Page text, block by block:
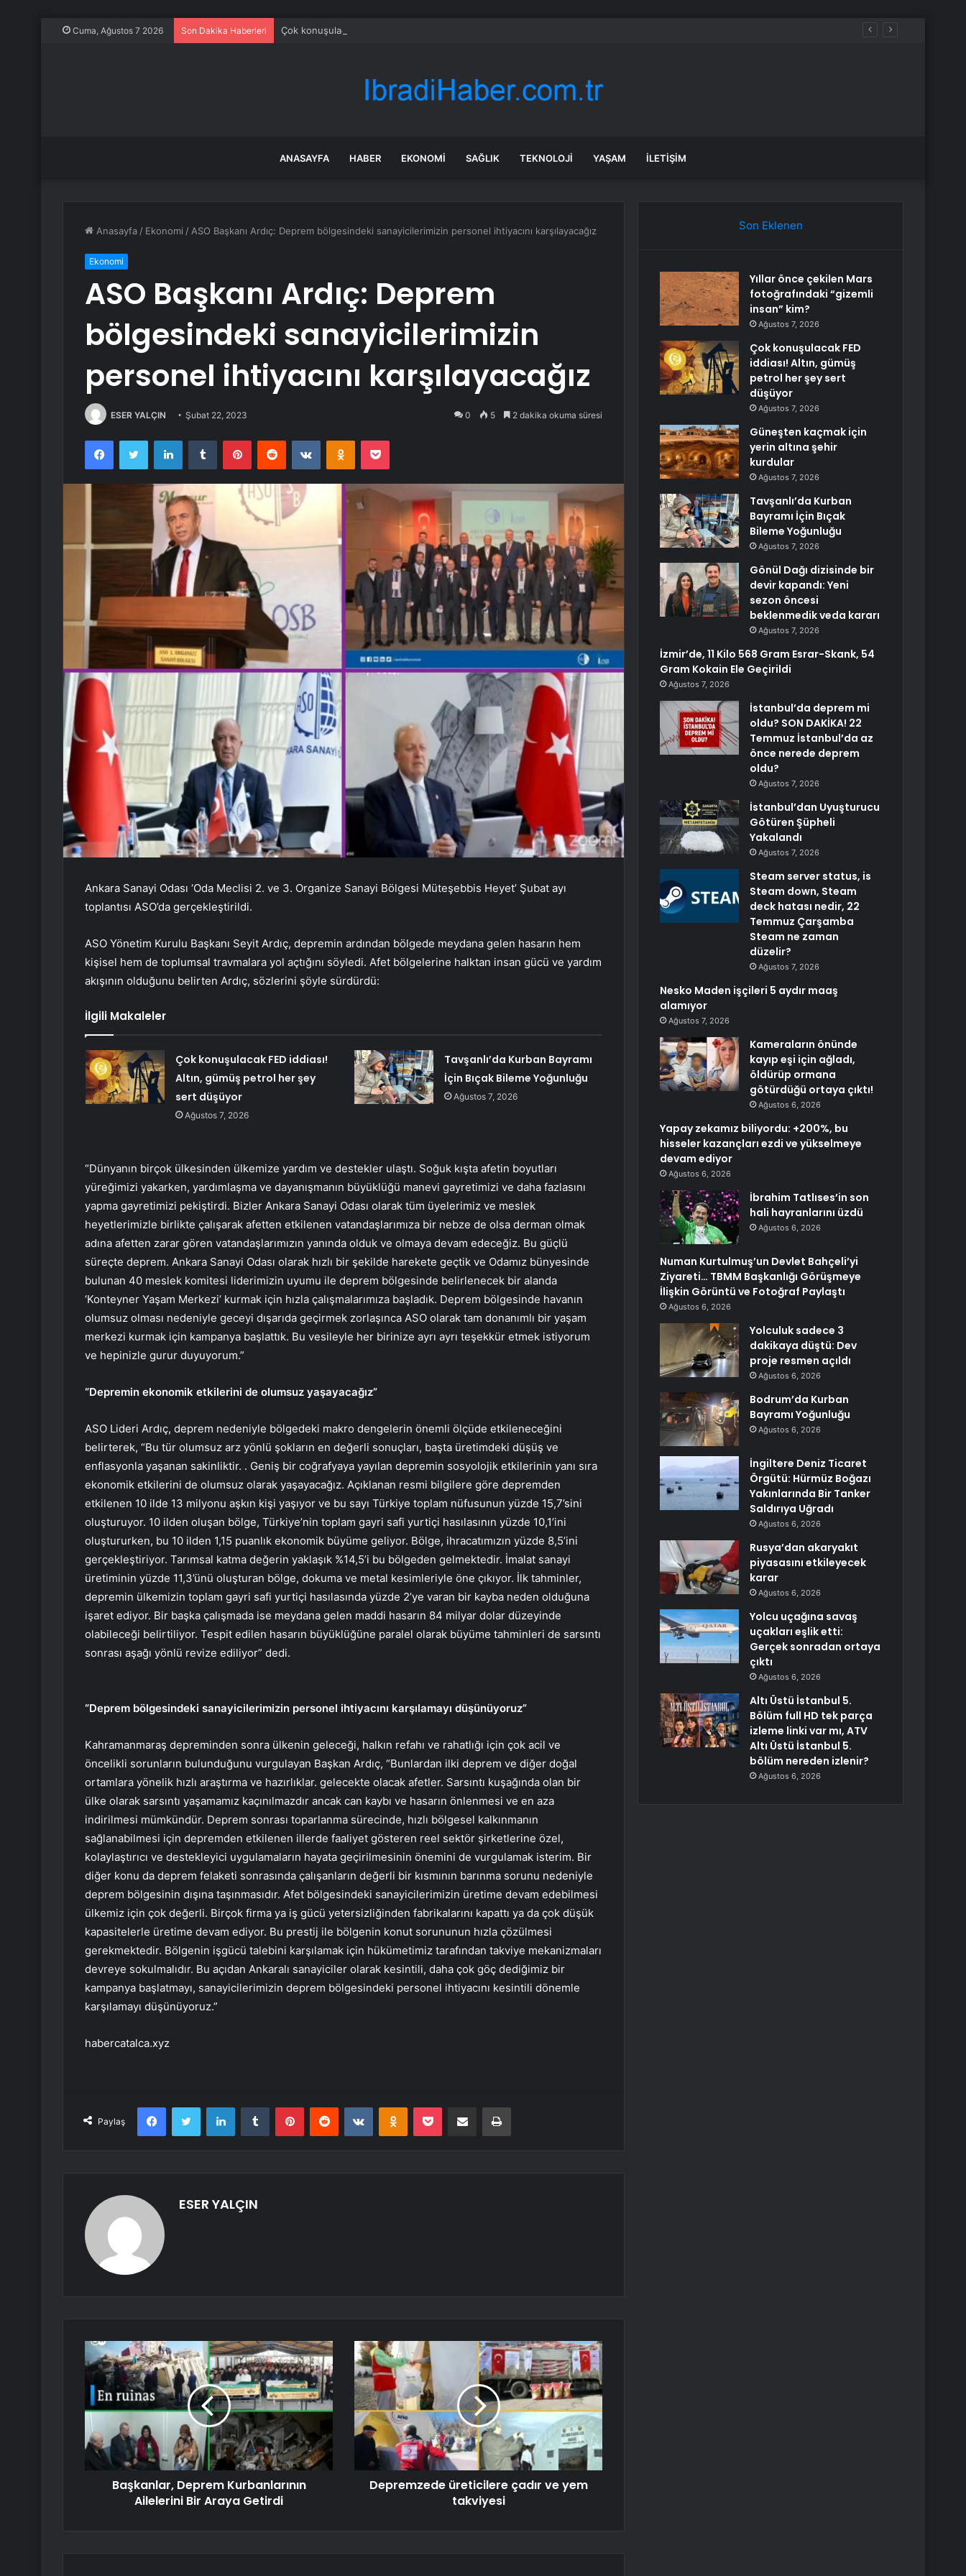
Cuma, Ağustos 7 2026 Son Dakika Haberleri Çok konuşulacak FED iddiası! Altın, gümüş petrol her şey sert düşüyor
ANASAYFA HABER EKONOMI SAĞLIK TEKNOLOJI YAŞAM İLETIŞIM
Anasayfa / Ekonomi / ASO Başkanı Ardıç: Deprem bölgesindeki sanayicilerimizin personel ihtiyacını karşılayacağız
Ekonomi
ASO Başkanı Ardıç: Deprem
bölgesindeki sanayicilerimizin
personel ihtiyacını karşılayacağız
ESER YALÇIN Şubat 22, 2023 0 5 2 dakika okuma süresi
FacebookTwitter LinkedInTumblr PinterestReddit VKontakteOdnoklassniki
Pocket
Ankara Sanayi Odası ‘Oda Meclisi 2. ve 3. Organize Sanayi Bölgesi Müteşebbis Heyet’ Şubat ayı
toplantısı ASO’da gerçekleştirildi.
ASO Yönetim Kurulu Başkanı Seyit Ardıç, depremin ardından bölgede meydana gelen hasarın hem
kişisel hem de toplumsal travmalara yol açtığını söyledi. Afet bölgelerine halktan insan gücü ve yardım
akışının olduğunu belirten Ardıç, sözlerini şöyle sürdürdü:
İlgili Makaleler
Çok konuşulacak FED iddiası!
Altın, gümüş petrol her şey
sert düşüyor
Ağustos 7, 2026
Tavşanlı’da Kurban Bayramı
İçin Bıçak Bileme Yoğunluğu
Ağustos 7, 2026
“Dünyanın birçok ülkesinden ülkemize yardım ve destekler ulaştı. Soğuk kışta afetin boyutları
yüreğimizi yakarken, yardımlaşma ve dayanışmanın büyüklüğü manevi gayretimizi ve daha fazlasını
yapma gayretimizi pekiştirdi. Bizler Ankara Sanayi Odası olarak tüm üyelerimiz ve meslek
heyetlerimizle birlikte çalışarak afetten etkilenen vatandaşlarımıza bir nebze de olsa derman olmak
adına afetten zarar gören vatandaşlarımızın yanında olduk ve olmaya devam edeceğiz. Bu güçlü
süreçte deprem. Ankara Sanayi Odası olarak hızlı bir şekilde harekete geçtik ve Odamız bünyesinde
bulunan 40 meslek komitesi liderimizin uyumu ile deprem bölgesinde belirlenecek bir alanda
‘Konteyner Yaşam Merkezi’ kurmak için hızla çalışmalarımıza başladık. Deprem bölgesinde havanın
olumsuz olması nedeniyle geceyi dışarıda geçirmek zorlaşınca ASO olarak tam donanımlı bir yaşam
merkezi kurmak için kampanya başlattık. Bu vesileyle her birinize ayrı ayrı teşekkür etmek istiyorum
ve hepinizle gurur duyuyorum.”
“Depremin ekonomik etkilerini de olumsuz yaşayacağız”
ASO Lideri Ardıç, deprem nedeniyle bölgedeki makro dengelerin önemli ölçüde etkileneceğini
belirterek, “Bu tür olumsuz arz yönlü şokların en değerli sonuçları, başta üretimdeki düşüş ve
enflasyonla yaşanan sakinliktir. . Geniş bir coğrafyaya yayılan depremin sosyolojik etkilerinin yanı sıra
ekonomik etkilerini de olumsuz olarak yaşayacağız. Açıklanan resmi bilgilere göre depremden
etkilenen 10 ilde 13 milyonu aşkın kişi yaşıyor ve bu sayı Türkiye toplam nüfusunun yüzde 15,7’sini
oluşturuyor. 10 ilden oluşan bölge, Türkiye’nin toplam gayri safi yurtiçi hasılasının yüzde 10,1’ini
oluştururken, bu 10 ilden 1,15 puanlık ekonomik büyüme geliyor. Bölge, ihracatımızın yüzde 8,5’ini
gerçekleştiriyor. Tarımsal katma değerin yaklaşık %14,5’i bu bölgeden gelmektedir. İmalat sanayi
üretiminin yüzde 11,3’ünü oluşturan bölge, dokuma ve metal kesimleriyle öne çıkıyor. İlk tahminler,
depremin ülkemizin toplam gayri safi yurtiçi hasılasında yüzde 2’ye varan bir kayba neden olduğuna
işaret ediyor. Bir başka çalışmada ise meydana gelen maddi hasarın 84 milyar dolar düzeyinde
olabileceği belirtiliyor. Tespit edilen hasarın büyüklüğüne paralel olarak büyüme tahminleri de sarsıntı
sonrası aşağı yönlü revize ediliyor” dedi.
“Deprem bölgesindeki sanayicilerimizin personel ihtiyacını karşılamayı düşünüyoruz”
Kahramanmaraş depreminden sonra ülkenin geleceği, halkın refahı ve rahatlığı için çok acil ve
öncelikli sorunların bulunduğunu vurgulayan Başkan Ardıç, “Bunlardan ilki deprem ve diğer doğal
ortamlara yönelik hızlı araştırma ve hazırlıklar. gelecekte olacak afetler. Sarsıntı kuşağında olan bir
ülke olarak sarsıntı yaşamamız kaçınılmazdır ancak can kaybı ve hasarın önlenmesi ve en aza
indirilmesi mümkündür. Deprem sonrası toparlanma sürecinde, hızlı bölgesel kalkınmanın
sağlanabilmesi için depremden etkilenen illerde faaliyet gösteren reel sektör şirketlerine özel,
kolaylaştırıcı ve destekleyici uygulamaların hayata geçirilmesinin önemini de vurgulamak isterim. Bir
diğer konu da deprem felaketi sonrasında çalışanların değerli bir kısmının barınma sorunu nedeniyle
deprem bölgesinin dışına taşınmasıdır. Afet bölgesindeki sanayicilerimizin üretime devam edebilmesi
ülkemiz için çok değerli. Birçok firma ya iş gücü yetersizliğinden fabrikalarını kapattı ya da çok düşük
kapasitelerle üretime devam ediyor. Bu prestij ile bölgenin konut sorununun hızla çözülmesi
gerekmektedir. Bölgenin işgücü talebini karşılamak için hükümetimiz tarafından takviye mekanizmaları
devreye sokulmalıdır. Bu açıdan Ankaralı sanayiciler olarak kesintili, daha çok göç dediğimiz bir
kampanya başlatmayı, sanayicilerimizin deprem bölgesindeki personel ihtiyacını kesintili dönemle
karşılamayı düşünüyoruz.”
habercatalca.xyz
Paylaş
FacebookTwitter LinkedInTumblr PinterestReddit VKontakteOdnoklassniki
Pocket E-Posta ile paylaş Yazdır
ESER YALÇIN
Başkanlar, Deprem Kurbanlarının
Ailelerini Bir Araya Getirdi
Depremzede üreticilere çadır ve yem
takviyesi
Son Eklenen
Yıllar önce çekilen Mars
fotoğrafındaki “gizemli
insan” kim?
Ağustos 7, 2026
Çok konuşulacak FED
iddiası! Altın, gümüş
petrol her şey sert
düşüyor
Ağustos 7, 2026
Güneşten kaçmak için
yerin altına şehir
kurdular
Ağustos 7, 2026
Tavşanlı’da Kurban
Bayramı İçin Bıçak
Bileme Yoğunluğu
Ağustos 7, 2026
Gönül Dağı dizisinde bir
devir kapandı: Yeni
sezon öncesi
beklenmedik veda kararı
Ağustos 7, 2026
İzmir’de, 11 Kilo 568 Gram Esrar-Skank, 54
Gram Kokain Ele Geçirildi
Ağustos 7, 2026
İstanbul’da deprem mi
oldu? SON DAKİKA! 22
Temmuz İstanbul’da az
önce nerede deprem
oldu?
Ağustos 7, 2026
İstanbul’dan Uyuşturucu
Götüren Şüpheli
Yakalandı
Ağustos 7, 2026
Steam server status, is
Steam down, Steam
deck hatası nedir, 22
Temmuz Çarşamba
Steam ne zaman
düzelir?
Ağustos 7, 2026
Nesko Maden işçileri 5 aydır maaş
alamıyor
Ağustos 7, 2026
Kameraların önünde
kayıp eşi için ağladı,
öldürüp ormana
götürdüğü ortaya çıktı!
Ağustos 6, 2026
Yapay zekamız biliyordu: +200%, bu
hisseler kazançları ezdi ve yükselmeye
devam ediyor
Ağustos 6, 2026
İbrahim Tatlıses’in son
hali hayranlarını üzdü
Ağustos 6, 2026
Numan Kurtulmuş’un Devlet Bahçeli’yi
Ziyareti… TBMM Başkanlığı Görüşmeye
İlişkin Görüntü ve Fotoğraf Paylaştı
Ağustos 6, 2026
Yolculuk sadece 3
dakikaya düştü: Dev
proje resmen açıldı
Ağustos 6, 2026
Bodrum’da Kurban
Bayramı Yoğunluğu
Ağustos 6, 2026
İngiltere Deniz Ticaret
Örgütü: Hürmüz Boğazı
Yakınlarında Bir Tanker
Saldırıya Uğradı
Ağustos 6, 2026
Rusya’dan akaryakıt
piyasasını etkileyecek
karar
Ağustos 6, 2026
Yolcu uçağına savaş
uçakları eşlik etti:
Gerçek sonradan ortaya
çıktı
Ağustos 6, 2026
Altı Üstü İstanbul 5.
Bölüm full HD tek parça
izleme linki var mı, ATV
Altı Üstü İstanbul 5.
bölüm nereden izlenir?
Ağustos 6, 2026